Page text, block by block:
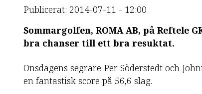
Publicerat: 2014-07-11 - 12:00
Sommargolfen, ROMA AB, på Reftele
bra chanser till ett bra resuktat.
Onsdagens segrare Per Söderstedt och
en fantastisk score på 56,6 slag.